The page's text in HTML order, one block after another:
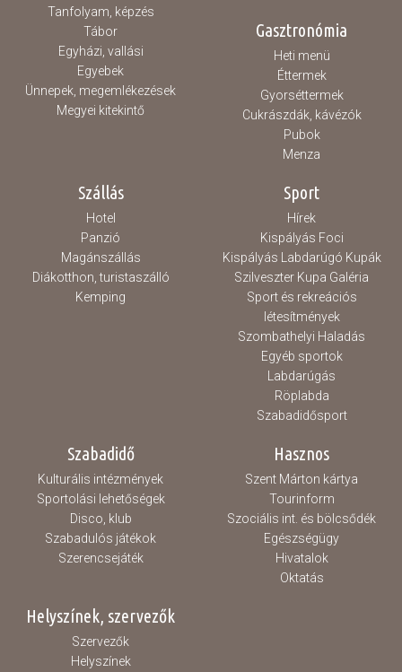
Tanfolyam, képzés
Tábor
Egyházi, vallási
Egyebek
Ünnepek, megemlékezések
Megyei kitekintő
Gasztronómia
Heti menü
Éttermek
Gyorséttermek
Cukrászdák, kávézók
Pubok
Menza
Szállás
Hotel
Panzió
Magánszállás
Diákotthon, turistaszálló
Kemping
Sport
Hírek
Kispályás Foci
Kispályás Labdarúgó Kupák
Szilveszter Kupa Galéria
Sport és rekreációs
létesítmények
Szombathelyi Haladás
Egyéb sportok
Labdarúgás
Röplabda
Szabadidősport
Szabadidő
Kulturális intézmények
Sportolási lehetőségek
Disco, klub
Szabadulós játékok
Szerencsejáték
Hasznos
Szent Márton kártya
Tourinform
Szociális int. és bölcsődék
Egészségügy
Hivatalok
Oktatás
Helyszínek, szervezők
Szervezők
Helyszínek